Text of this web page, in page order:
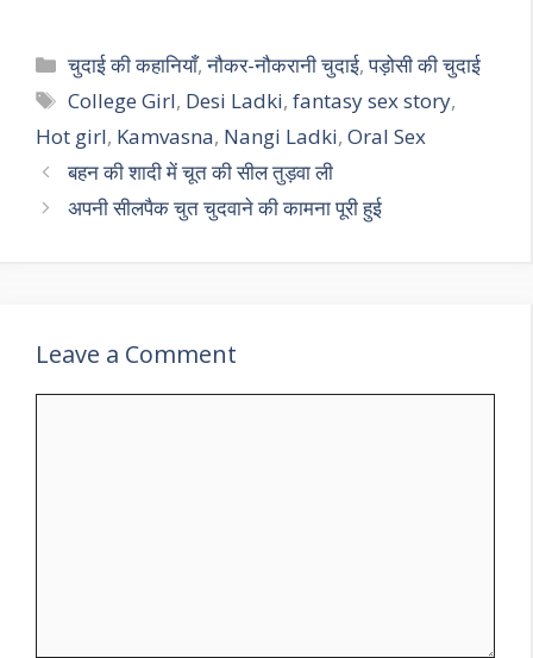
Categories
चुदाई की कहानियाँ,नौकर-नौकरानी चुदाई,पड़ोसी की चुदाई
Tags
College Girl, Desi Ladki,fantasy sex story,
Hot girl, Kamvasna, Nangi Ladki, Oral Sex
बहन की शादी में चूत की सील तुड़वा ली
अपनी सीलपैक चुत चुदवाने की कामना पूरी हुई
Leave a Comment